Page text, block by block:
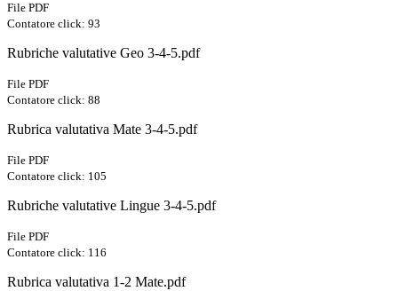
File PDF
Contatore click: 93
Rubriche valutative Geo 3-4-5.pdf
File PDF
Contatore click: 88
Rubrica valutativa Mate 3-4-5.pdf
File PDF
Contatore click: 105
Rubriche valutative Lingue 3-4-5.pdf
File PDF
Contatore click: 116
Rubrica valutativa 1-2 Mate.pdf